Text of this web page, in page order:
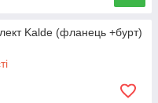
Kalde (фланець +бурт)